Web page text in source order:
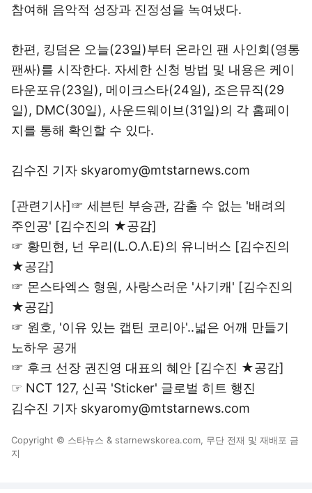
참여해 음악적 성장과 진정성을 녹여냈다.
한편, 킹덤은 오늘(23일)부터 온라인 팬 사인회(영통
팬싸)를 시작한다. 자세한 신청 방법 및 내용은 케이
타운포유(23일), 메이크스타(24일), 조은뮤직(29
일), DMC(30일), 사운드웨이브(31일)의 각 홈페이
지를 통해 확인할 수 있다.
김수진 기자 skyaromy@mtstarnews.com
[관련기사]☞ 세븐틴 부승관, 감출 수 없는 '배려의
주인공' [김수진의 ★공감]
☞ 황민현, 넌 우리(L.O.Λ.E)의 유니버스 [김수진의
★공감]
☞ 몬스타엑스 형원, 사랑스러운 '사기캐' [김수진의
★공감]
☞ 원호, '이유 있는 캡틴 코리아'..넓은 어깨 만들기
노하우 공개
☞ 후크 선장 권진영 대표의 혜안 [김수진 ★공감]
☞ NCT 127, 신곡 'Sticker' 글로벌 히트 행진
김수진 기자 skyaromy@mtstarnews.com
Copyright © 스타뉴스 & starnewskorea.com, 무단 전재 및 재배포 금
지